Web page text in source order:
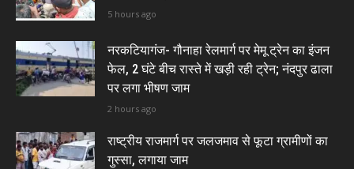
5 hours ago
नरकटियागंज- गौनाहा रेलमार्ग पर मेमू ट्रेन का इंजन
फेल, 2 घंटे बीच रास्ते में खड़ी रही ट्रेन; नंदपुर ढाला
पर लगा भीषण जाम
2 hours ago
राष्ट्रीय राजमार्ग पर जलजमाव से फूटा ग्रामीणों का
गुस्सा, लगाया जाम